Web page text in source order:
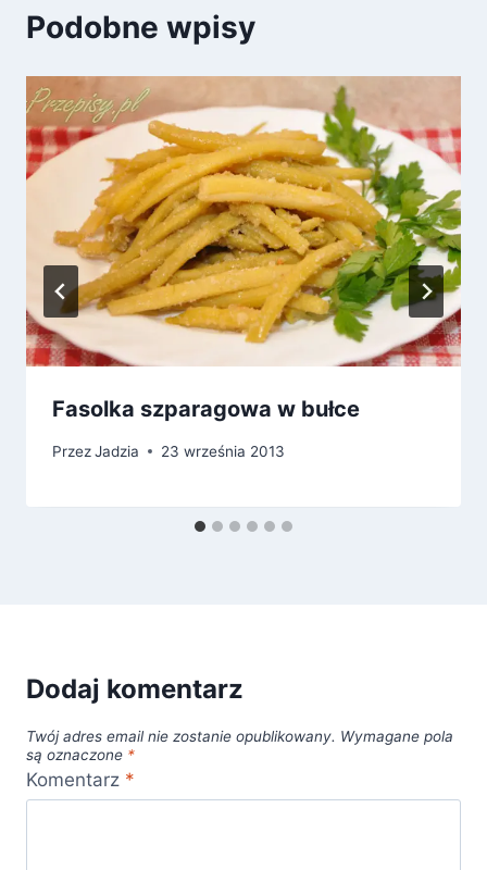
Podobne wpisy
Fasolka szparagowa w bułce
PrzezJadzia 23 września 2013
Dodaj komentarz
Twój adres email nie zostanie opublikowany. Wymagane pola
są oznaczone *
Komentarz *